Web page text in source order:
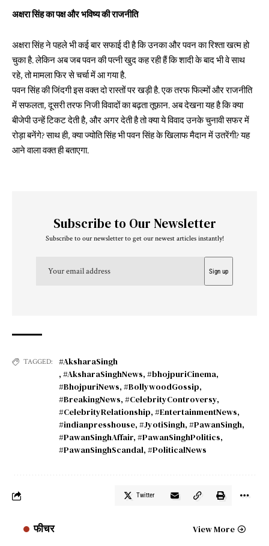
अक्षरा सिंह का पक्ष और भविष्य की राजनीति
अक्षरा सिंह ने पहले भी कई बार सफाई दी है कि उनका और पवन का रिश्ता खत्म हो
चुका है. लेकिन अब जब पवन की पत्नी खुद कह रही हैं कि शादी के बाद भी वे साथ
रहे, तो मामला फिर से चर्चा में आ गया है.
पवन सिंह की जिंदगी इस वक्त दो रास्तों पर खड़ी है. एक तरफ फिल्मों और राजनीति
में सफलता, दूसरी तरफ निजी विवादों का बढ़ता तूफ़ान. अब देखना यह है कि क्या
बीजेपी उन्हें टिकट देती है, और अगर देती है तो क्या ये विवाद उनके चुनावी सफर में
रोड़ा बनेंगे? साथ ही, क्या ज्योति सिंह भी पवन सिंह के खिलाफ मैदान में उतरेंगी? यह
आने वाला वक्त ही बताएगा.
Subscribe to Our Newsletter
Subscribe to our newsletter to get our newest articles instantly!
TAGGED:
#AksharaSingh
, #AksharaSinghNews, #bhojpuriCinema,
#BhojpuriNews, #BollywoodGossip,
#BreakingNews, #CelebrityControversy,
#CelebrityRelationship, #EntertainmentNews,
#indianpresshouse, #JyotiSingh, #PawanSingh,
#PawanSinghAffair, #PawanSinghPolitics,
#PawanSinghScandal, #PoliticalNews
Twitter
फीचर View More